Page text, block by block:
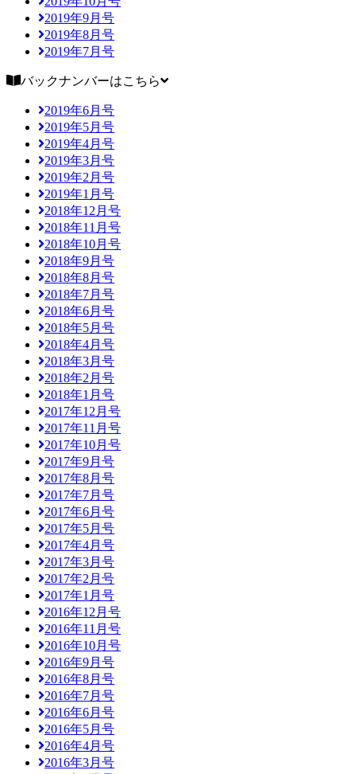
2019年9月号
2019年8月号
2019年7月号
バックナンバーはこちら
2019年6月号
2019年5月号
2019年4月号
2019年3月号
2019年2月号
2019年1月号
2018年12月号
2018年11月号
2018年10月号
2018年9月号
2018年8月号
2018年7月号
2018年6月号
2018年5月号
2018年4月号
2018年3月号
2018年2月号
2018年1月号
2017年12月号
2017年11月号
2017年10月号
2017年9月号
2017年8月号
2017年7月号
2017年6月号
2017年5月号
2017年4月号
2017年3月号
2017年2月号
2017年1月号
2016年12月号
2016年11月号
2016年10月号
2016年9月号
2016年8月号
2016年7月号
2016年6月号
2016年5月号
2016年4月号
2016年3月号